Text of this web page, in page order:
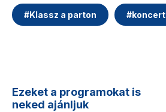
#Klassz a parton #koncert
Ezeket a programokat is
neked ajánljuk